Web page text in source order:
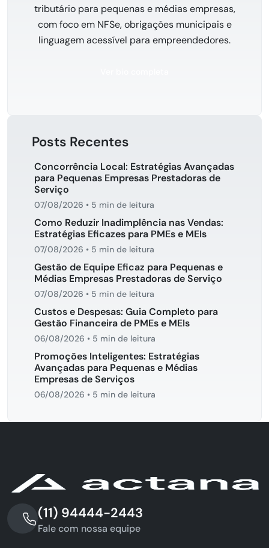
tributário para pequenas e médias empresas,
com foco em NFSe, obrigações municipais e
linguagem acessível para empreendedores.
Posts Recentes
Concorrência Local: Estratégias Avançadas
para Pequenas Empresas Prestadoras de
Serviço
07/08/2026 • 5 min de leitura
Como Reduzir Inadimplência nas Vendas:
Estratégias Eficazes para PMEs e MEIs
07/08/2026 • 5 min de leitura
Gestão de Equipe Eficaz para Pequenas e
Médias Empresas Prestadoras de Serviço
07/08/2026 • 5 min de leitura
Custos e Despesas: Guia Completo para
Gestão Financeira de PMEs e MEIs
06/08/2026 • 5 min de leitura
Promoções Inteligentes: Estratégias
Avançadas para Pequenas e Médias
Empresas de Serviços
06/08/2026 • 5 min de leitura
(11) 94444-2443
Fale com nossa equipe